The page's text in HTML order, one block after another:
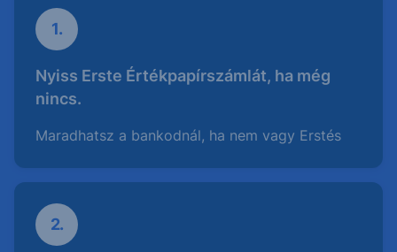
1.
Nyiss Erste Értékpapírszámlát, ha még
nincs.
Maradhatsz a bankodnál, ha nem vagy Erstés
2.